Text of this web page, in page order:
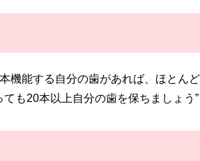
機能する自分の歯があれば、ほとん
も20本以上自分の歯を保ちましょう”